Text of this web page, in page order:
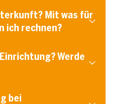
Mit was für
ich rechnen?
Werde
bei